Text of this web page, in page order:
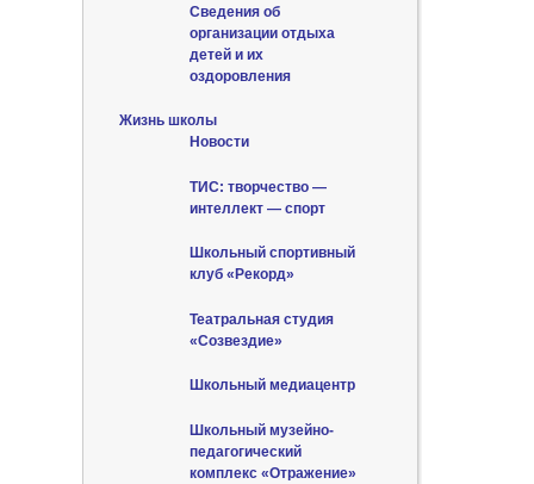
Сведения об
организации отдыха
детей и их
оздоровления
Жизнь школы
Новости
ТИС: творчество —
интеллект — спорт
Школьный спортивный
клуб «Рекорд»
Театральная студия
«Созвездие»
Школьный медиацентр
Школьный музейно-
педагогический
комплекс «Отражение»